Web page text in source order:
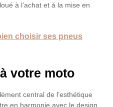
à l’achat et à la mise en
choisir ses pneus
votre moto
central de l’esthétique
en harmonie avec le design